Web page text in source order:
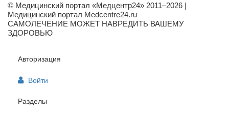
© Медицинский портал «Медцентр24» 2011–2026 |
Медицинский портал Medcentre24.ru
САМОЛЕЧЕНИЕ МОЖЕТ НАВРЕДИТЬ ВАШЕМУ
ЗДОРОВЬЮ
Авторизация
Войти
Разделы